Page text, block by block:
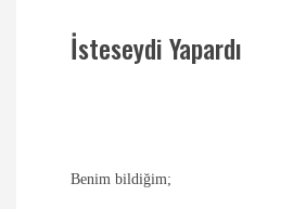
İsteseydi Yapardı
Benim bildiğim;